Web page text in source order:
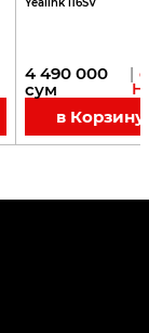
4 490 000
сум
| с
в Корзину